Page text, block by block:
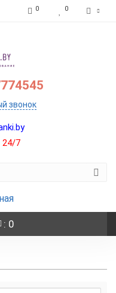
0 0
звонок
24/7
: 0